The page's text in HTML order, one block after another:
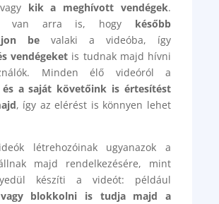
kik a meghívott vendégek.
van arra is, hogy később
be valaki a videóba, így
vendégeket is tudnak majd hívni
Minden élő videóról a
és a saját követőink is értesítést
, így az elérést is könnyen lehet
létrehozóinak ugyanazok a
majd rendelkezésére, mint
készíti a videót: például
blokkolni is tudja majd a